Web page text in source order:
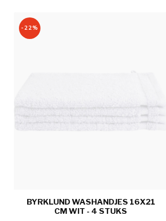
-22%
BYRKLUND WASHANDJES 16X21
CM WIT - 4 STUKS